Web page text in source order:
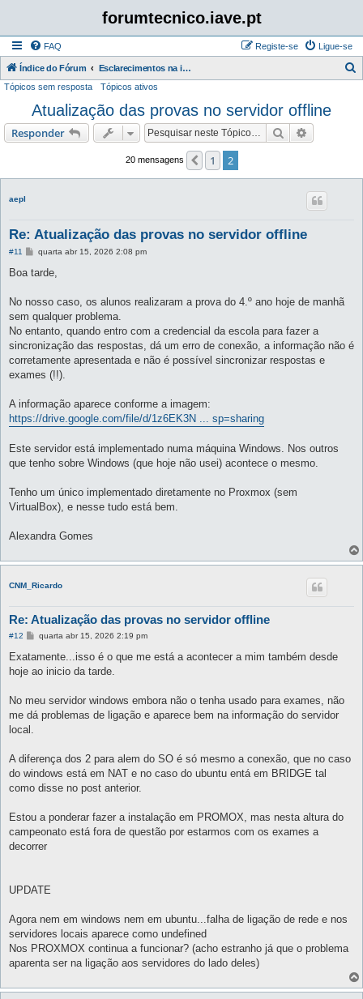
forumtecnico.iave.pt
FAQ Ligue-se
Registe-se
Índice do Fórum Esclarecimentos na instalação e utilização das aplicações para as provas digitais 2026
Tópicos sem resposta Tópicos ativos
Atualização das provas no servidor offline
Responder Pesquisar
20 mensagens Anterior
1 2
aepl
Re: Atualização das provas no servidor offline
#11
M
n
g
m
quarta abr 15, 2026 2:08 pm
Boa tarde,
No nosso caso, os alunos realizaram a prova do 4.º ano hoje de manhã
sem qualquer problema.
No entanto, quando entro com a credencial da escola para fazer a
sincronização das respostas, dá um erro de conexão, a informação não é
corretamente apresentada e não é possível sincronizar respostas e
exames (!!).
A informação aparece conforme a imagem:
https://drive.google.com/file/d/1z6EK3N ... sp=sharing
Este servidor está implementado numa máquina Windows. Nos outros
que tenho sobre Windows (que hoje não usei) acontece o mesmo.
Tenho um único implementado diretamente no Proxmox (sem
VirtualBox), e nesse tudo está bem.
Alexandra Gomes
CNM_Ricardo
Re: Atualização das provas no servidor offline
#12
M
n
a
m
quarta abr 15, 2026 2:19 pm
Exatamente...isso é o que me está a acontecer a mim também desde
hoje ao inicio da tarde.
No meu servidor windows embora não o tenha usado para exames, não
me dá problemas de ligação e aparece bem na informação do servidor
local.
A diferença dos 2 para alem do SO é só mesmo a conexão, que no caso
do windows está em NAT e no caso do ubuntu entá em BRIDGE tal
como disse no post anterior.
Estou a ponderar fazer a instalação em PROMOX, mas nesta altura do
campeonato está fora de questão por estarmos com os exames a
decorrer
UPDATE
Agora nem em windows nem em ubuntu...falha de ligação de rede e nos
servidores locais aparece como undefined
Nos PROXMOX continua a funcionar? (acho estranho já que o problema
aparenta ser na ligação aos servidores do lado deles)